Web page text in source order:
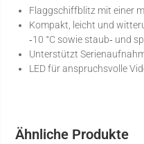
Flaggschiffblitz mit einer
Kompakt, leicht und
‑10 °C sowie staub‑ und
Unterstützt
LED für anspruchsvolle
Ähnliche Produkte